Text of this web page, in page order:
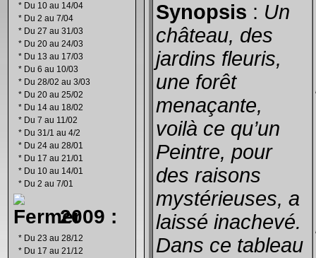
* Du 10 au 14/04
* Du 2 au 7/04
* Du 27 au 31/03
* Du 20 au 24/03
* Du 13 au 17/03
* Du 6 au 10/03
* Du 28/02 au 3/03
* Du 20 au 25/02
* Du 14 au 18/02
* Du 7 au 11/02
* Du 31/1 au 4/2
* Du 24 au 28/01
* Du 17 au 21/01
* Du 10 au 14/01
* Du 2 au 7/01
2009 :
* Du 23 au 28/12
* Du 17 au 21/12
Synopsis : Un
château, des
jardins fleuris,
une forêt
menaçante,
voilà ce qu’un
Peintre, pour
des raisons
mystérieuses, a
laissé inachevé.
Dans ce tableau